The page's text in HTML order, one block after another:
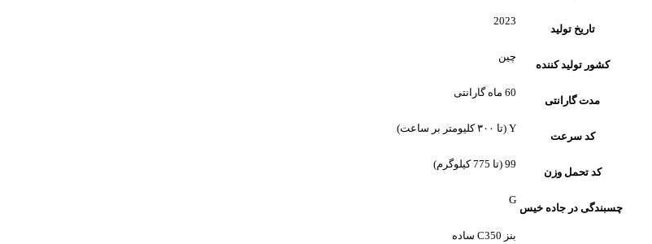
تاریخ تولید
2023
کشور تولید کننده
چین
مدت گارانتی
60 ماه گارانتی
کد سرعت
Y (تا ۳۰۰ کلیومتر بر ساعت)
کد تحمل وزن
99 (تا 775 کیلوگرم)
چسبندگی در جاده خیس
G
بنز C350 ساده